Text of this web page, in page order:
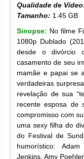
Qualidade de
Tamanho: 1.45 GB
Sinopse: No filme
1080p Dublado
desde o divórcio
casamento de seu
mamãe e papai se
verdadeiras
revelação de sua
recente esposa de
compromisso com
uma sexy filha do
do Festival de
humorístico:
Jenkins, Amy